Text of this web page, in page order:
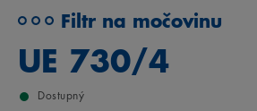
Filtr na močovinu
UE 730/4
Dostupný